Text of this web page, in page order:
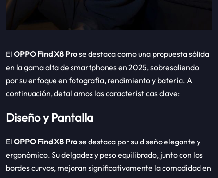
El OPPO Find X8 Prose destaca como una propuesta sólida
en la gama alta de smartphones en 2025, sobresaliendo
por su enfoque en fotografía, rendimiento y batería. A
continuación, detallamos las características clave:
Diseño y Pantalla
El OPPO Find X8 Prose destaca por su diseño elegante y
ergonómico. Su delgadez y peso equilibrado, junto con los
bordes curvos, mejoran significativamente la comodidad en